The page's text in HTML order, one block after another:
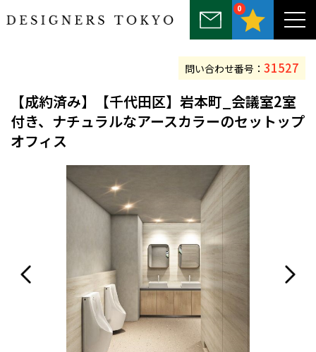
0
～25坪 25坪～50坪 50坪～75坪
75坪～100坪
【成約済み】【千代田区】岩本町_会議室2室
付き、ナチュラルなアースカラーのセットップ
オフィス
問い合わせ番号： 31527